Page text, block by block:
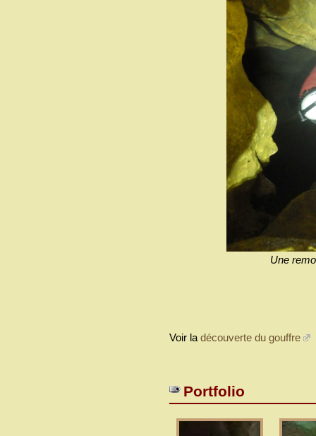
Une
Voir la découverte du gouffre
Portfolio